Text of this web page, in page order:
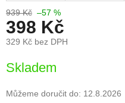
939 Kč –57 %
398 Kč
329 Kč bez DPH
cena:
Skladem
Můžeme doručit do: 12.8.2026